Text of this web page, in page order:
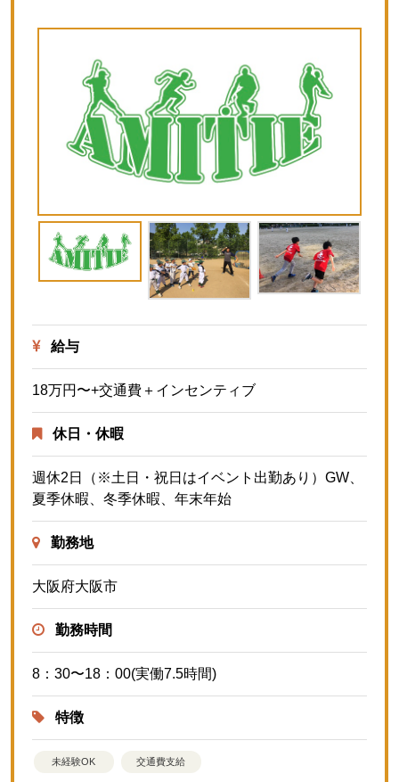
給与
18万円〜+交通費＋インセンティブ
休日・休暇
週休2日（※土日・祝日はイベント出勤あり）GW、
夏季休暇、冬季休暇、年末年始
勤務地
大阪府大阪市
勤務時間
8：30〜18：00(実働7.5時間)
特徴
未経験OK 交通費支給